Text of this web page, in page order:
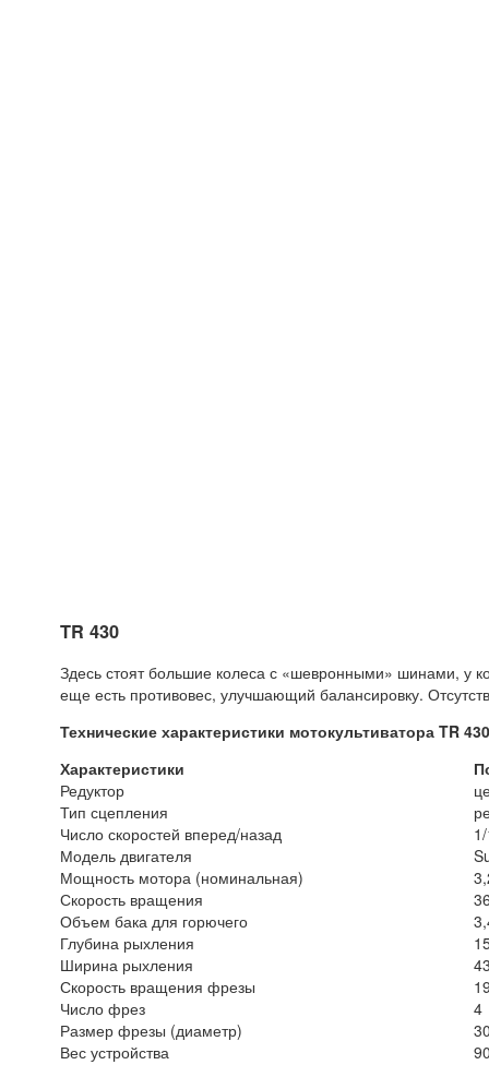
TR 430
Здесь стоят большие колеса с «шевронными» шинами, у
еще есть противовес, улучшающий балансировку.
Технические характеристики мотокультиватора TR
Характеристики
Редуктор
Тип сцепления
Число скоростей вперед/назад
Модель двигателя
Мощность мотора (номинальная)
Скорость вращения
Объем бака для горючего
Глубина рыхления
Ширина рыхления
Скорость вращения фрезы
Число фрез
4
Размер фрезы (диаметр)
Вес устройства